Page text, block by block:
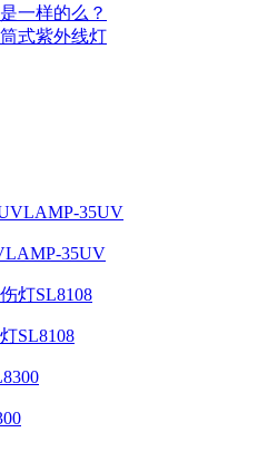
一样的么？
式紫外线灯
35UV
SL8108